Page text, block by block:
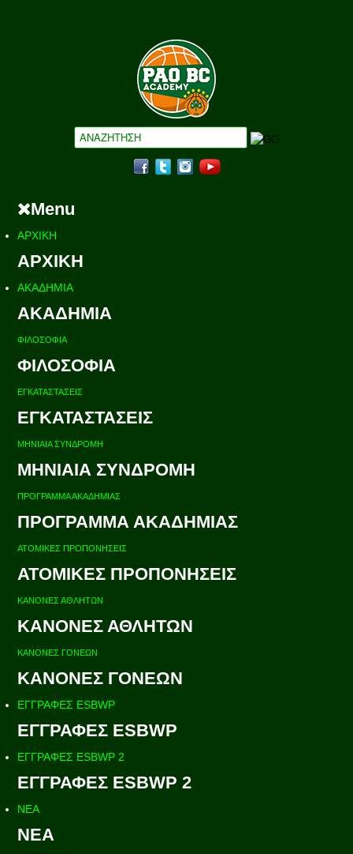
Menu
ΑΡΧΙΚΗ
ΑΡΧΙΚΗ
ΑΚΑΔΗΜΙΑ
ΑΚΑΔΗΜΙΑ
ΦΙΛΟΣΟΦΙΑ
ΦΙΛΟΣΟΦΙΑ
ΕΓΚΑΤΑΣΤΑΣΕΙΣ
ΕΓΚΑΤΑΣΤΑΣΕΙΣ
ΜΗΝΙΑΙΑ ΣΥΝΔΡΟΜΗ
ΜΗΝΙΑΙΑ ΣΥΝΔΡΟΜΗ
ΠΡΟΓΡΑΜΜΑ ΑΚΑΔΗΜΙΑΣ
ΠΡΟΓΡΑΜΜΑ ΑΚΑΔΗΜΙΑΣ
ΑΤΟΜΙΚΕΣ ΠΡΟΠΟΝΗΣΕΙΣ
ΑΤΟΜΙΚΕΣ ΠΡΟΠΟΝΗΣΕΙΣ
ΚΑΝΟΝΕΣ ΑΘΛΗΤΩΝ
ΚΑΝΟΝΕΣ ΑΘΛΗΤΩΝ
ΚΑΝΟΝΕΣ ΓΟΝΕΩΝ
ΚΑΝΟΝΕΣ ΓΟΝΕΩΝ
ΕΓΓΡΑΦΕΣ ESBWP
ΕΓΓΡΑΦΕΣ ESBWP
ΕΓΓΡΑΦΕΣ ESBWP 2
ΕΓΓΡΑΦΕΣ ESBWP 2
ΝΕΑ
ΝΕΑ